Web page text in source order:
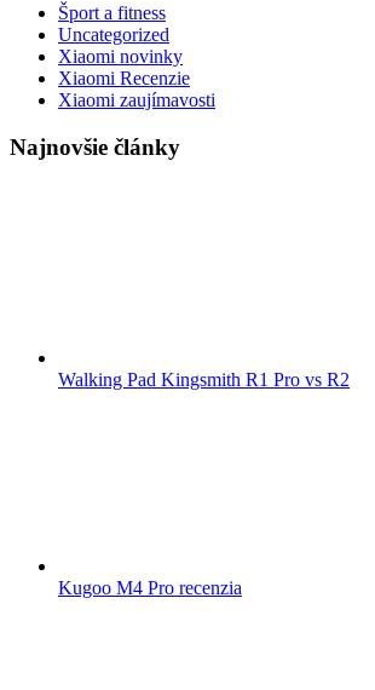
Šport a fitness
Uncategorized
Xiaomi novinky
Xiaomi Recenzie
Xiaomi zaujímavosti
Najnovšie články
Walking Pad Kingsmith R1 Pro vs R2
Kugoo M4 Pro recenzia